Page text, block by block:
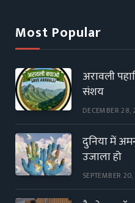
Most Popular
अरावली
संशय
DECEMBER 28,
दुनिया में
उजाला हो
SEPTEMBER